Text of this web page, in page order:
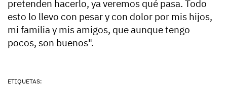
pretenden hacerlo, ya veremos qué pasa. Todo
esto lo llevo con pesar y con dolor por mis hijos,
mi familia y mis amigos, que aunque tengo
pocos, son buenos".
ETIQUETAS: